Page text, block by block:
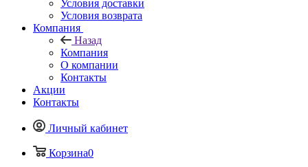
Условия доставки
Условия возврата
Компания
Назад
Компания
О компании
Контакты
Акции
Контакты
Личный кабинет
Корзина0